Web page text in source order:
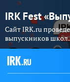
IRK Fest
Сайт IRK.ru
выпускников школ.